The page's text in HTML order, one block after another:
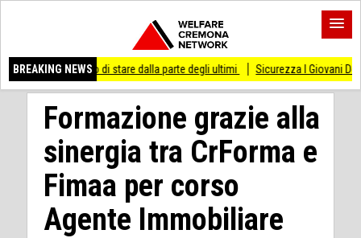
BREAKING NEWS
di stare dalla parte degli ultimi Sicurezza I Giovani Democratici
Formazione grazie alla
sinergia tra CrForma e
Fimaa per corso
Agente Immobiliare